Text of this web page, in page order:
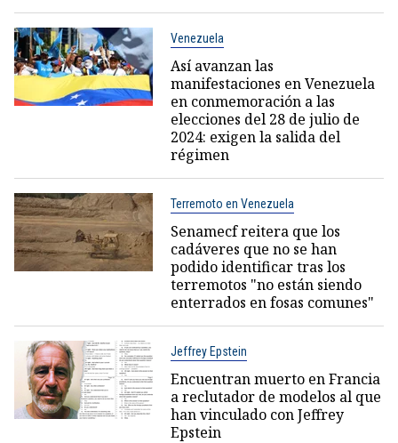
Venezuela
Así avanzan las
manifestaciones en Venezuela
en conmemoración a las
elecciones del 28 de julio de
2024: exigen la salida del
régimen
Terremoto en Venezuela
Senamecf reitera que los
cadáveres que no se han
podido identificar tras los
terremotos "no están siendo
enterrados en fosas comunes"
Jeffrey Epstein
Encuentran muerto en Francia
a reclutador de modelos al que
han vinculado con Jeffrey
Epstein